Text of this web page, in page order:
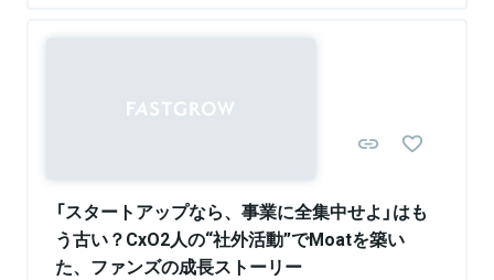
「スタートアップなら、事業に全集中せよ」はも
う古い？CxO2人の“社外活動”でMoatを築い
た、ファンズの成長ストーリー